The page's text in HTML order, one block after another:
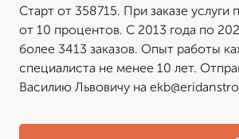
Старт от 358715. При заказе услуги
от 10 процентов. С 2013 года по
более 3413 заказов. Опыт работы
специалиста не менее 10 лет.
Василию Львовичу на